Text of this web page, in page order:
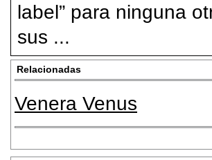
label” para ninguna
sus ...
Relacionadas
Venera Venus